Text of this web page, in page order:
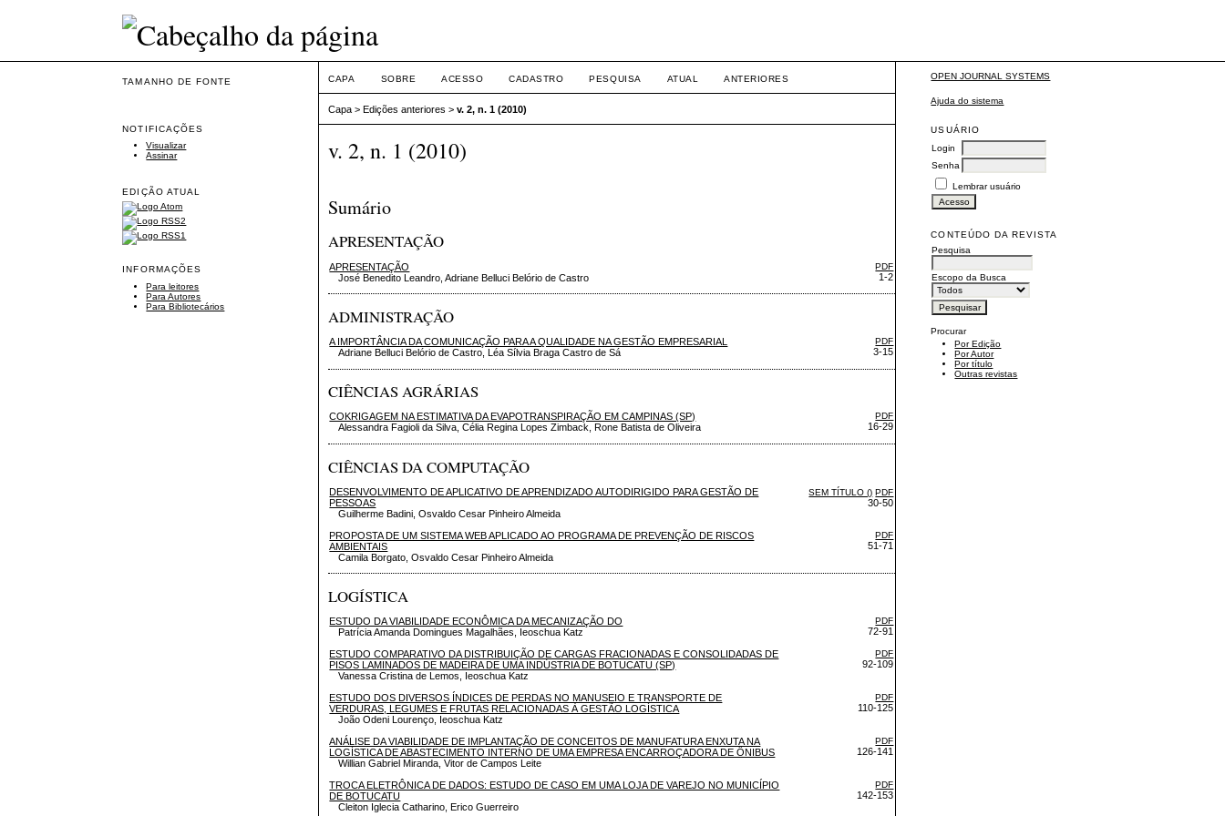
TAMANHO DE FONTE
NOTIFICAÇÕES
Visualizar
Assinar
EDIÇÃO ATUAL
INFORMAÇÕES
Para leitores
Para Autores
Para Bibliotecários
OPEN JOURNAL SYSTEMS
Ajuda do sistema
USUÁRIO
Login
Senha
Lembrar usuário
CONTEÚDO DA REVISTA
Pesquisa
Escopo da Busca
Procurar
Por Edição
Por Autor
Por título
Outras revistas
CAPA SOBRE ACESSO CADASTRO PESQUISA ATUAL ANTERIORES
Capa >Edições anteriores >v. 2, n. 1 (2010)
v. 2, n. 1 (2010)
Sumário
APRESENTAÇÃO
APRESENTAÇÃO
José Benedito Leandro, Adriane Belluci Belório de Castro
PDF
1-2
ADMINISTRAÇÃO
A IMPORTÂNCIA DA COMUNICAÇÃO PARA A QUALIDADE NA GESTÃO EMPRESARIAL
Adriane Belluci Belório de Castro, Léa Sílvia Braga Castro de Sá
PDF
3-15
CIÊNCIAS AGRÁRIAS
COKRIGAGEM NA ESTIMATIVA DA EVAPOTRANSPIRAÇÃO EM CAMPINAS (SP)
Alessandra Fagioli da Silva, Célia Regina Lopes Zimback, Rone Batista de Oliveira
PDF
16-29
CIÊNCIAS DA COMPUTAÇÃO
DESENVOLVIMENTO DE APLICATIVO DE APRENDIZADO AUTODIRIGIDO PARA GESTÃO DE
PESSOAS
Guilherme Badini, Osvaldo Cesar Pinheiro Almeida
SEM TÍTULO () PDF
30-50
PROPOSTA DE UM SISTEMA WEB APLICADO AO PROGRAMA DE PREVENÇÃO DE RISCOS
AMBIENTAIS
Camila Borgato, Osvaldo Cesar Pinheiro Almeida
PDF
51-71
LOGÍSTICA
ESTUDO DA VIABILIDADE ECONÔMICA DA MECANIZAÇÃO DO
Patrícia Amanda Domingues Magalhães, Ieoschua Katz
PDF
72-91
ESTUDO COMPARATIVO DA DISTRIBUIÇÃO DE CARGAS FRACIONADAS E CONSOLIDADAS DE
PISOS LAMINADOS DE MADEIRA DE UMA INDÚSTRIA DE BOTUCATU (SP)
Vanessa Cristina de Lemos, Ieoschua Katz
PDF
92-109
ESTUDO DOS DIVERSOS ÍNDICES DE PERDAS NO MANUSEIO E TRANSPORTE DE
VERDURAS, LEGUMES E FRUTAS RELACIONADAS À GESTÃO LOGÍSTICA
João Odeni Lourenço, Ieoschua Katz
PDF
110-125
ANÁLISE DA VIABILIDADE DE IMPLANTAÇÃO DE CONCEITOS DE MANUFATURA ENXUTA NA
LOGÍSTICA DE ABASTECIMENTO INTERNO DE UMA EMPRESA ENCARROÇADORA DE ÔNIBUS
Willian Gabriel Miranda, Vitor de Campos Leite
PDF
126-141
TROCA ELETRÔNICA DE DADOS: ESTUDO DE CASO EM UMA LOJA DE VAREJO NO MUNICÍPIO
DE BOTUCATU
Cleiton Iglecia Catharino, Erico Guerreiro
PDF
142-153